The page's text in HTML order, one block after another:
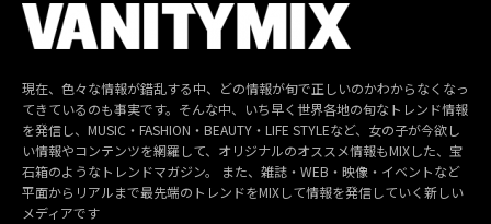
現在、色々な情報が錯乱する中、どの情報が旬で正しいのかわからなくなっ
てきているのも事実です。そんな中、いち早く世界各地の旬なトレンド情報
を発信し、MUSIC・FASHION・BEAUTY・LIFE STYLEなど、女の子が今欲し
い情報やコンテンツを網羅して、オリジナルのオススメ情報もMIXした、宝
石箱のようなトレンドマガジン。 また、雑誌・WEB・映像・イベントなど
平面からリアルまで最先端のトレンドをMIXして情報を発信していく新しい
メディアです